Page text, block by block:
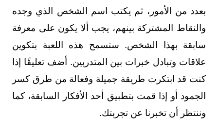
بعدد من الأمور، ثم يكتب اسم الشخص الذي وجده
والنقاط المشتركة بينهم، يجب ألا يكون على معرفة
سابقة بهذا الشخص. ستسمح هذه اللعبة بتكوين
علاقات وتبادل خبرات بين المتدربين. أضف تعليقًا إذا
كنت قد ابتكرت طريقة جميلة وفعالة من طرق كسر
الجمود أو إذا قمت بتطبيق أحد الأفكار السابقة، كما
وننتظر أن تخبرنا عن تجربتك.